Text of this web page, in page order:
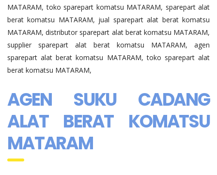
MATARAM, toko sparepart komatsu MATARAM, sparepart alat
berat komatsu MATARAM, jual sparepart alat berat komatsu
MATARAM, distributor sparepart alat berat komatsu MATARAM,
supplier sparepart alat berat komatsu MATARAM, agen
sparepart alat berat komatsu MATARAM, toko sparepart alat
berat komatsu MATARAM,
AGEN SUKU CADANG
ALAT BERAT KOMATSU
MATARAM